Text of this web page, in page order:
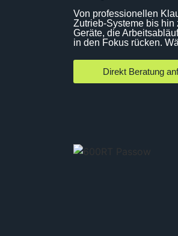
Von professionellen
Zutrieb-Systeme bis
Geräte, die
in den Fokus rücken.
Direkt Beratung